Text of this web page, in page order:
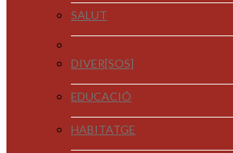
SALUT
DIVER[SOS]
EDUCACIÓ
HABITATGE